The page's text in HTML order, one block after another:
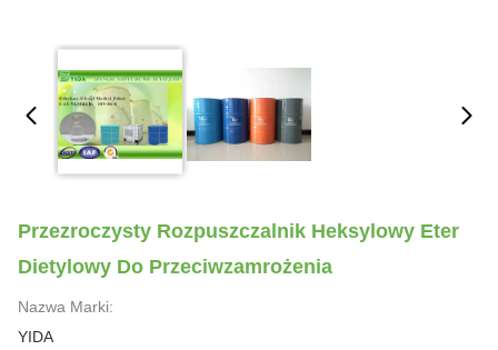
Przezroczysty Rozpuszczalnik Heksylowy Eter
Dietylowy Do Przeciwzamrożenia
Nazwa Marki:
YIDA